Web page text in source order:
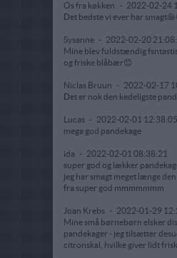
Os fra køkken - 2022-02-24
Det bedste vi ever har
Sysanne - 2022-02-20
Mine blev fuldstændig
og friske blåbær😊
Niclas Bruun - 2022-02-17
Det er nok den kedeligste
Lucas - 2022-02-01 12:38:05
mega god pandekage
ida - 2022-02-01 08:38:21
super god og lækker
jeg har smagt meget længe
fra super god mmmmmmm
Joan Krebs - 2022-01-29
Mine små børnebørn elsker
pandekager - jeg tilsætter
citronskal, hvilke giver lidt